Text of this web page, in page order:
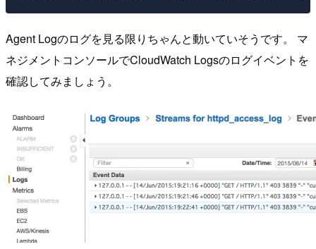
Agent Logのログを見る限りちゃんと動いていそうです。 マ
ネジメントコンソールでCloudWatch Logsのログイベントを
確認してみましょう。